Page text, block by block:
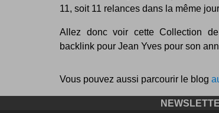
11, soit 11 relances dans la même
Allez donc voir cette Collection de
backlink pour Jean Yves pour son
Vous pouvez aussi parcourir le blog